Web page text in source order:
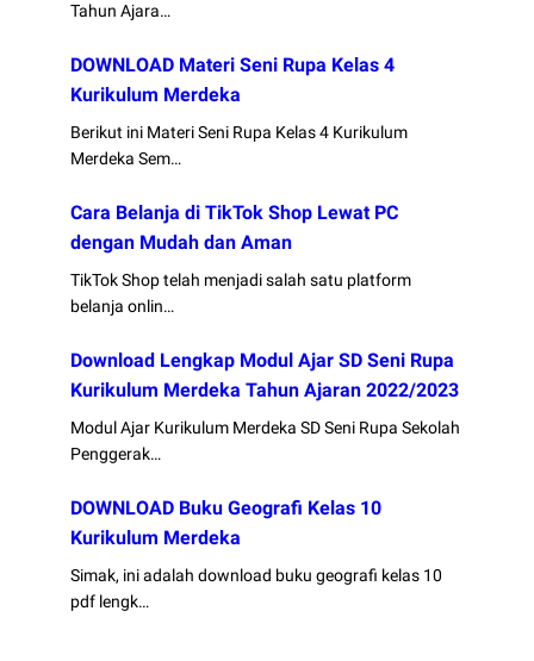
Tahun Ajara…
DOWNLOAD Materi Seni Rupa Kelas 4
Kurikulum Merdeka
Berikut ini Materi Seni Rupa Kelas 4 Kurikulum
Merdeka Sem…
Cara Belanja di TikTok Shop Lewat PC
dengan Mudah dan Aman
TikTok Shop telah menjadi salah satu platform
belanja onlin…
Download Lengkap Modul Ajar SD Seni Rupa
Kurikulum Merdeka Tahun Ajaran 2022/2023
Modul Ajar Kurikulum Merdeka SD Seni Rupa Sekolah
Penggerak…
DOWNLOAD Buku Geografi Kelas 10
Kurikulum Merdeka
Simak, ini adalah download buku geografi kelas 10
pdf lengk…